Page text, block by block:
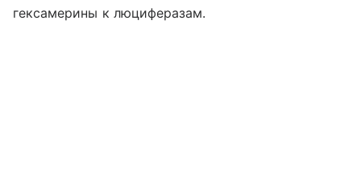
гексамерины к люциферазам.